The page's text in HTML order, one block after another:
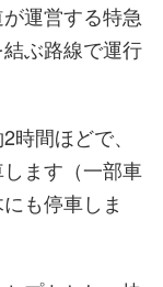
運営する特急
ぶ路線で運行
間ほどで、
ます（一部車
も停車しま